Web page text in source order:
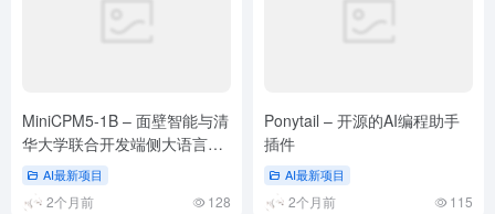
MiniCPM5-1B – 面壁智能与清
华大学联合开发端侧大语言模
型 AI最新项目
2个月前 128
Ponytail – 开源的AI编程助手
插件
AI最新项目
2个月前 115